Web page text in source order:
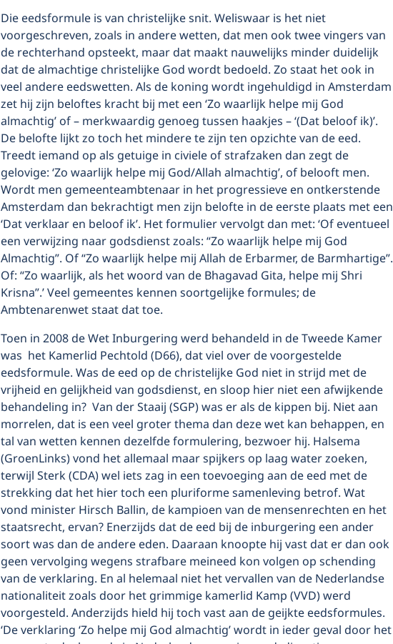
Die eedsformule is van christelijke snit. Weliswaar is het niet
voorgeschreven, zoals in andere wetten, dat men ook twee vingers van
de rechterhand opsteekt, maar dat maakt nauwelijks minder duidelijk
dat de almachtige christelijke God wordt bedoeld. Zo staat het ook in
veel andere eedswetten. Als de koning wordt ingehuldigd in Amsterdam
zet hij zijn beloftes kracht bij met een ‘Zo waarlijk helpe mij God
almachtig’ of – merkwaardig genoeg tussen haakjes – ‘(Dat beloof ik)’.
De belofte lijkt zo toch het mindere te zijn ten opzichte van de eed.
Treedt iemand op als getuige in civiele of strafzaken dan zegt de
gelovige: ‘Zo waarlijk helpe mij God/Allah almachtig’, of belooft men.
Wordt men gemeenteambtenaar in het progressieve en ontkerstende
Amsterdam dan bekrachtigt men zijn belofte in de eerste plaats met een
‘Dat verklaar en beloof ik’. Het formulier vervolgt dan met: ‘Of eventueel
een verwijzing naar godsdienst zoals: “Zo waarlijk helpe mij God
Almachtig”. Of “Zo waarlijk helpe mij Allah de Erbarmer, de Barmhartige”.
Of: “Zo waarlijk, als het woord van de Bhagavad Gita, helpe mij Shri
Krisna”.’ Veel gemeentes kennen soortgelijke formules; de
Ambtenarenwet staat dat toe.
Toen in 2008 de Wet Inburgering werd behandeld in de Tweede Kamer
was het Kamerlid Pechtold (D66), dat viel over de voorgestelde
eedsformule. Was de eed op de christelijke God niet in strijd met de
vrijheid en gelijkheid van godsdienst, en sloop hier niet een afwijkende
behandeling in? Van der Staaij (SGP) was er als de kippen bij. Niet aan
morrelen, dat is een veel groter thema dan deze wet kan behappen, en
tal van wetten kennen dezelfde formulering, bezwoer hij. Halsema
(GroenLinks) vond het allemaal maar spijkers op laag water zoeken,
terwijl Sterk (CDA) wel iets zag in een toevoeging aan de eed met de
strekking dat het hier toch een pluriforme samenleving betrof. Wat
vond minister Hirsch Ballin, de kampioen van de mensenrechten en het
staatsrecht, ervan? Enerzijds dat de eed bij de inburgering een ander
soort was dan de andere eden. Daaraan knoopte hij vast dat er dan ook
geen vervolging wegens strafbare meineed kon volgen op schending
van de verklaring. En al helemaal niet het vervallen van de Nederlandse
nationaliteit zoals door het grimmige kamerlid Kamp (VVD) werd
voorgesteld. Anderzijds hield hij toch vast aan de geijkte eedsformules.
‘De verklaring ‘Zo helpe mij God almachtig’ wordt in ieder geval door het